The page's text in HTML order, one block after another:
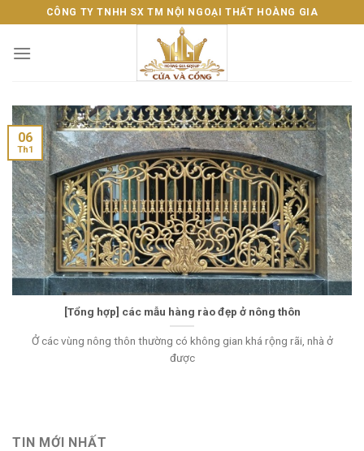
to
content
CÔNG TY TNHH SX TM NỘI NGOẠI THẤT HOÀNG GIA
TIN MỚI NHẤT
[Tổng hợp] các mẫu hàng rào đẹp ở nông thôn
Ở các vùng nông thôn thường có không gian khá rộng rãi, nhà ở
được
06
Th1